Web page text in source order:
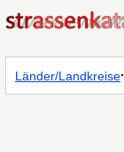
Länder/Landkreise·